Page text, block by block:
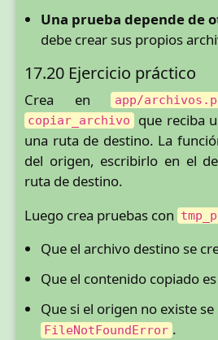
Una prueba depende de
debe crear sus propios
17.20 Ejercicio práctico
Crea en app/
copiar_archivo que reciba
una ruta de destino. La
del origen, escribirlo en el
ruta de destino.
Luego crea pruebas con
Que el archivo destino se
Que el contenido copiado
Que si el origen no existe se
FileNotFoundError .